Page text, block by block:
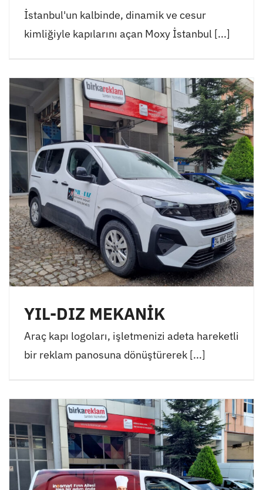
İstanbul'un kalbinde, dinamik ve cesur
kimliğiyle kapılarını açan Moxy İstanbul [...]
YIL-DIZ MEKANİK
Araç kapı logoları, işletmenizi adeta hareketli
bir reklam panosuna dönüştürerek [...]